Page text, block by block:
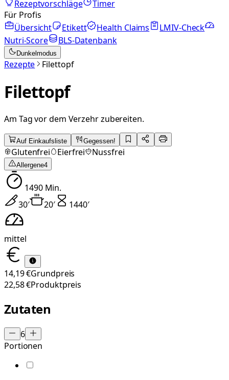
Rezeptvorschläge
Timer
Für Profis
Übersicht
Etikett Health Claims
LMIV-Check
Nutri-Score
BLS-Datenbank
Dunkelmodus
Rezepte Filettopf
Filettopf
Am Tag vor dem Verzehr zubereiten.
Auf Einkaufsliste Gegessen!
Glutenfrei Eierfrei Nussfrei
Allergene4
1490Min.
30′ 20′ 1440′
mittel
14,19 €Grundpreis
22,58 €Produktpreis
Zutaten
6
Portionen